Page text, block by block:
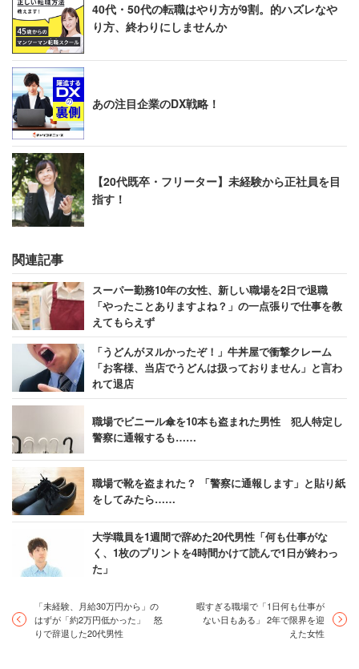
40代・50代の転職はやり方が9割。的ハズレなや
り方、終わりにしませんか
あの注目企業のDX戦略！
【20代既卒・フリーター】未経験から正社員を目
指す！
関連記事
スーパー勤務10年の女性、新しい職場を2日で退職
「やったことありますよね？」の一点張りで仕事を教
えてもらえず
「うどんがヌルかったぞ！」牛丼屋で衝撃クレーム
「お客様、当店でうどんは扱っておりません」と言わ
れて退店
職場でビニール傘を10本も盗まれた男性 犯人特定し
警察に通報するも……
職場で靴を盗まれた？ 「警察に通報します」と貼り紙
をしてみたら……
大学職員を1週間で辞めた20代男性「何も仕事がな
く、1枚のプリントを4時間かけて読んで1日が終わっ
た」
「未経験、月給30万円から」の
はずが「約2万円低かった」 怒
りで辞退した20代男性
暇すぎる職場で「1日何も仕事が
ない日もある」 2年で限界を迎
えた女性